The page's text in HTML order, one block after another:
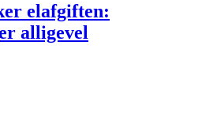
elafgiften:
alligevel